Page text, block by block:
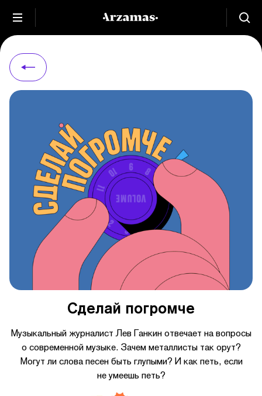
Сделай погромче
Музыкальный журналист Лев Ганкин отвечает на вопросы
о современной музыке. Зачем металлисты так орут?
Могут ли слова песен быть глупыми? И как петь, если
не умеешь петь?